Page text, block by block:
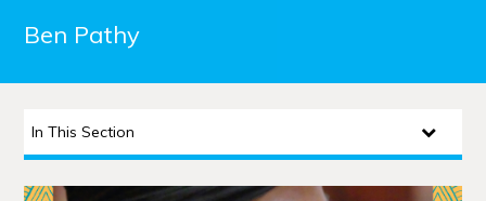
Ben Pathy
In This Section